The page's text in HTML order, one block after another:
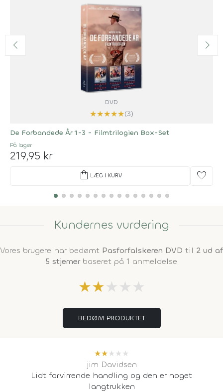
DVD
★★★★★(3)
De Forbandede År 1-3 - Filmtrilogien Box-Set
På lager
219,95 kr
shopping_bag LÆG I KURV favorite
Kundernes vurdering
Vores brugere har bedømt Pasforfalskeren DVD til 2 ud af
5 stjernerbaseret på 1 anmeldelse
★★★ ★ ★
BEDØM PRODUKTET
★★★★★
jim Davidsen
Lidt forvirrende handling og den er noget
langtrukken